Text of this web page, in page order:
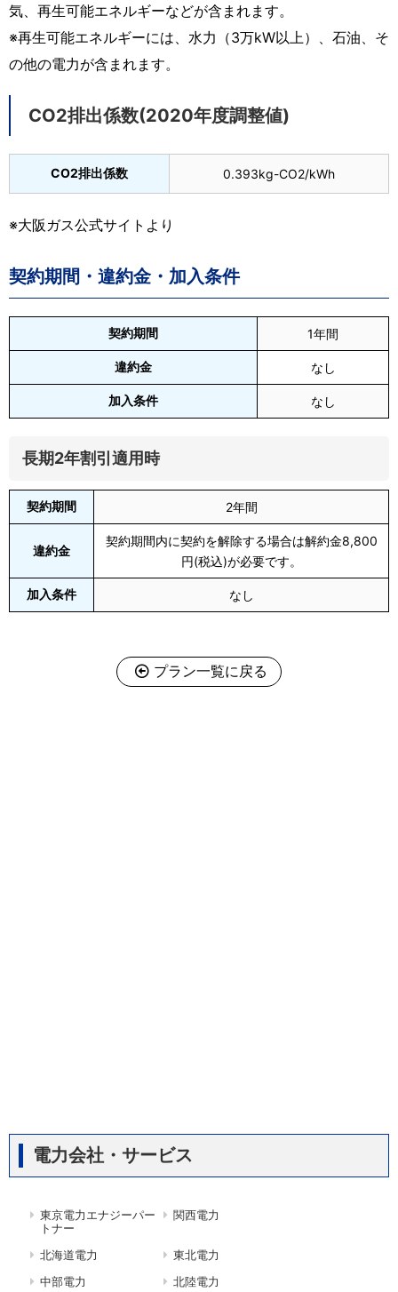
気、再生可能エネルギーなどが含まれます。
※再生可能エネルギーには、水力（3万kW以上）、石油、そ
の他の電力が含まれます。
CO2排出係数(2020年度調整値)
CO2排出係数 0.393kg-CO2/kWh
※大阪ガス公式サイトより
契約期間・違約金・加入条件
契約期間 1年間
違約金 なし
加入条件 なし
長期2年割引適用時
契約期間 2年間
違約金
契約期間内に契約を解除する場合は解約金8,800
円(税込)が必要です。
加入条件 なし
プラン一覧に戻る
電力会社・サービス
東京電力エナジーパー
トナー
関西電力
北海道電力
東北電力
中部電力
北陸電力